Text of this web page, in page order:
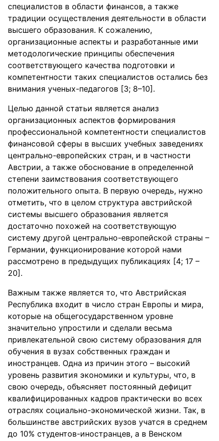
специалистов в области финансов, а также
традиции осуществления деятельности в области
высшего образования. К сожалению,
организационные аспекты и разработанные ими
методологические принципы обеспечения
соответствующего качества подготовки и
компетентности таких специалистов остались без
внимания ученых-педагогов [3; 8–10].
Целью данной статьи является анализ
организационных аспектов формирования
профессиональной компетентности специалистов
финансовой сферы в высших учебных заведениях
центрально-европейских стран, и в частности
Австрии, а также обоснование в определенной
степени заимствования соответствующего
положительного опыта. В первую очередь, нужно
отметить, что в целом структура австрийской
системы высшего образования является
достаточно похожей на соответствующую
систему другой центрально-европейской страны –
Германии, функционирование которой нами
рассмотрено в предыдущих публикациях [4; 17 –
20].
Важным также является то, что Австрийская
Республика входит в число стран Европы и мира,
которые на общегосударственном уровне
значительно упростили и сделали весьма
привлекательной свою систему образования для
обучения в вузах собственных граждан и
иностранцев. Одна из причин этого – высокий
уровень развития экономики и культуры, что, в
свою очередь, объясняет постоянный дефицит
квалифицированных кадров практически во всех
отраслях социально-экономической жизни. Так, в
большинстве австрийских вузов учатся в среднем
до 10% студентов-иностранцев, а в Венском